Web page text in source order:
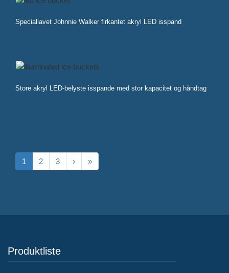
Speciallavet Johnnie Walker firkantet akryl LED isspand
Store akryl LED-belyste isspande med stor kapacitet og håndtag
1 2 3 › »
Produktliste